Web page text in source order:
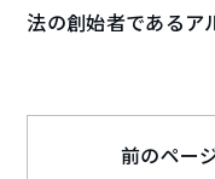
法の創始者であるア
前のペー